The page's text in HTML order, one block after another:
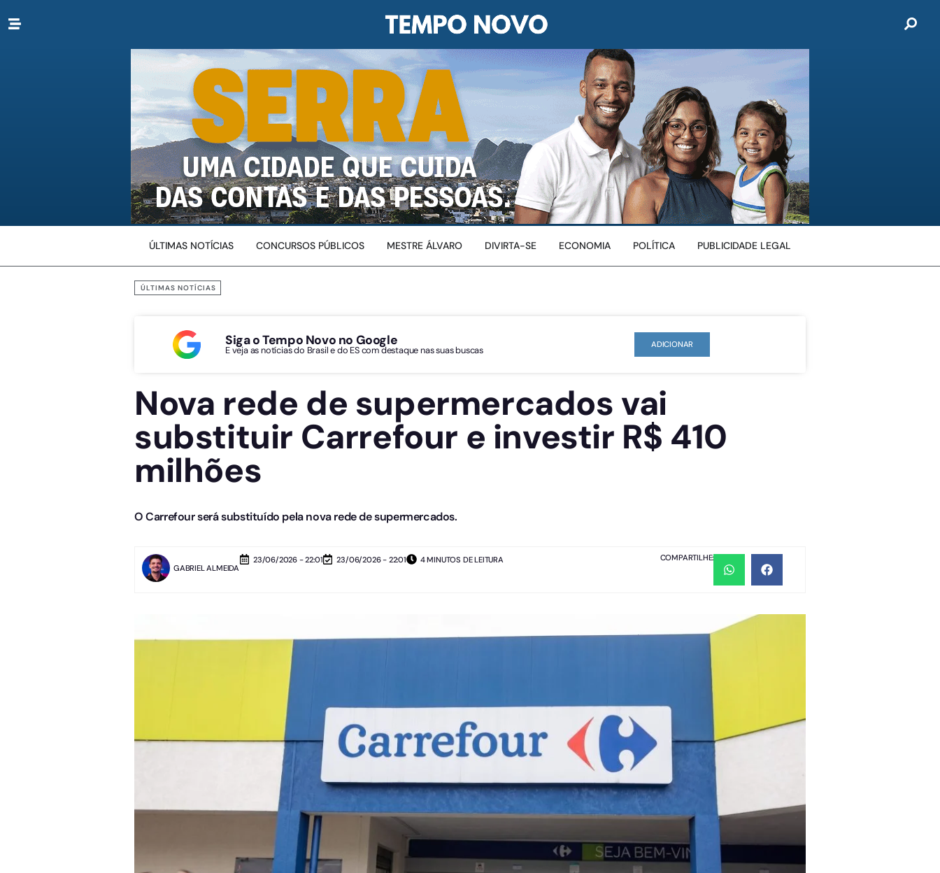
ÚLTIMAS NOTÍCIAS CONCURSOS PÚBLICOS MESTRE ÁLVARO DIVIRTA-SE ECONOMIA POLÍTICA PUBLICIDADE LEGAL
ÚLTIMAS NOTÍCIAS
Siga o Tempo Novo no Google
E veja as notícias do Brasil e do ES com destaque nas suas buscas ADICIONAR
Nova rede de supermercados vai
substituir Carrefour e investir R$ 410
milhões
O Carrefour será substituído pela nova rede de supermercados.
GABRIEL ALMEIDA
23/06/2026 - 22:01 23/06/2026 - 22:01 4 MINUTOS DE LEITURA COMPARTILHE: